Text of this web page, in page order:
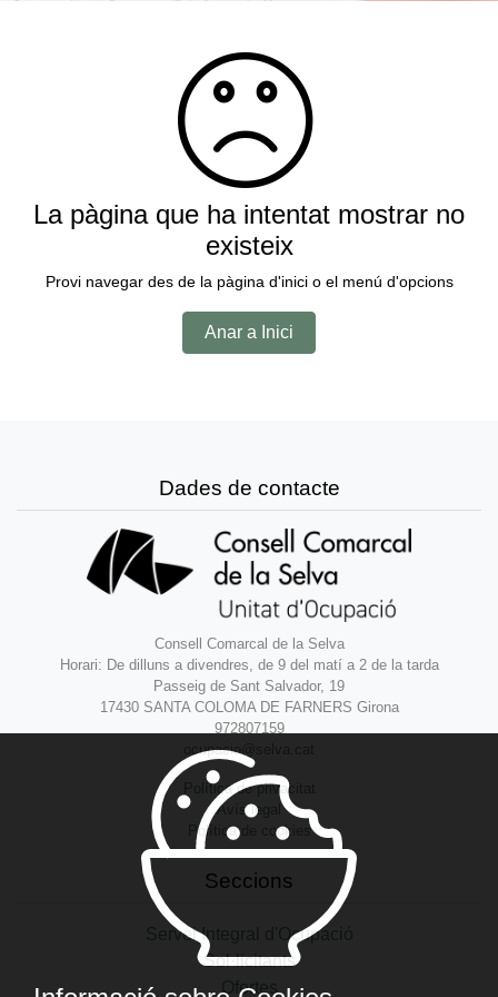
La pàgina que ha intentat mostrar no
existeix
Provi navegar des de la pàgina d'inici o el menú d'opcions
Anar a Inici
Dades de contacte
Consell Comarcal de la Selva
Horari: De dilluns a divendres, de 9 del matí a 2 de la tarda
Passeig de Sant Salvador, 19
17430 SANTA COLOMA DE FARNERS Girona
972807159
ocupacio@selva.cat
Política de privacitat
Avís legal
Política de cookies
Seccions
Servei Integral d'Ocupació
Sol·licitants
Ofertes